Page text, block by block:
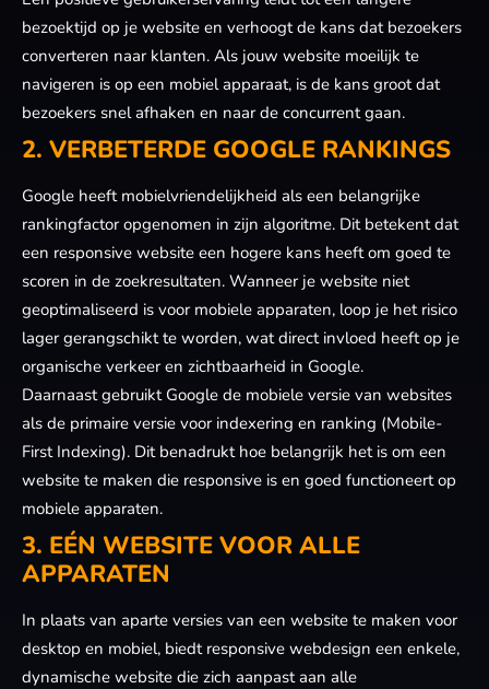
bezoektijd op je website en verhoogt de kans dat bezoekers
converteren naar klanten. Als jouw website moeilijk te
navigeren is op een mobiel apparaat, is de kans groot dat
bezoekers snel afhaken en naar de concurrent gaan.
2. VERBETERDE GOOGLE RANKINGS
Google heeft mobielvriendelijkheid als een belangrijke
rankingfactor opgenomen in zijn algoritme. Dit betekent dat
een responsive website een hogere kans heeft om goed te
scoren in de zoekresultaten. Wanneer je website niet
geoptimaliseerd is voor mobiele apparaten, loop je het risico
lager gerangschikt te worden, wat direct invloed heeft op je
organische verkeer en zichtbaarheid in Google.
Daarnaast gebruikt Google de mobiele versie van websites
als de primaire versie voor indexering en ranking (Mobile-
First Indexing). Dit benadrukt hoe belangrijk het is om een
website te maken die responsive is en goed functioneert op
mobiele apparaten.
3. EÉN WEBSITE VOOR ALLE
APPARATEN
In plaats van aparte versies van een website te maken voor
desktop en mobiel, biedt responsive webdesign een enkele,
dynamische website die zich aanpast aan alle